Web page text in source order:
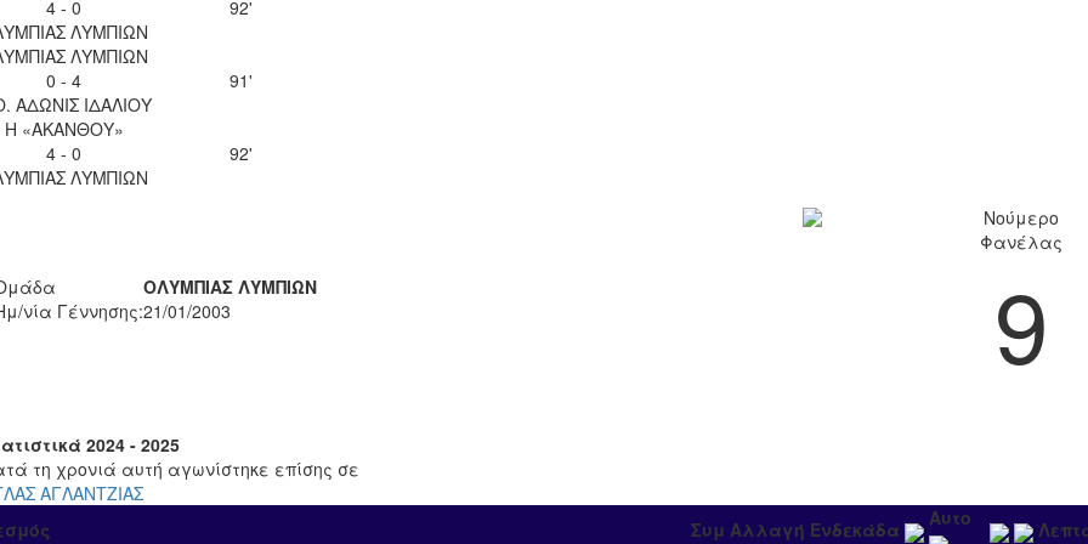
4 - 0
ΛΥΜΠΙΩΝ
92'
ΛΥΜΠΙΩΝ
0 - 4
ΑΔΩΝΙΣ ΙΔΑΛΙΟΥ
91'
Η «ΑΚΑΝΘΟΥ»
4 - 0
ΛΥΜΠΙΩΝ
92'
ΟΛΥΜΠΙΑΣ ΛΥΜΠΙΩΝ
νία Γέννησης:21/01/2003
Νούμερο
Φανέλας
9
2024 - 2025
τη χρονιά αυτή αγωνίστηκε επίσης σε
ΑΓΛΑΝΤΖΙΑΣ
Συμ Αλλαγή Ενδεκάδα Αυτο